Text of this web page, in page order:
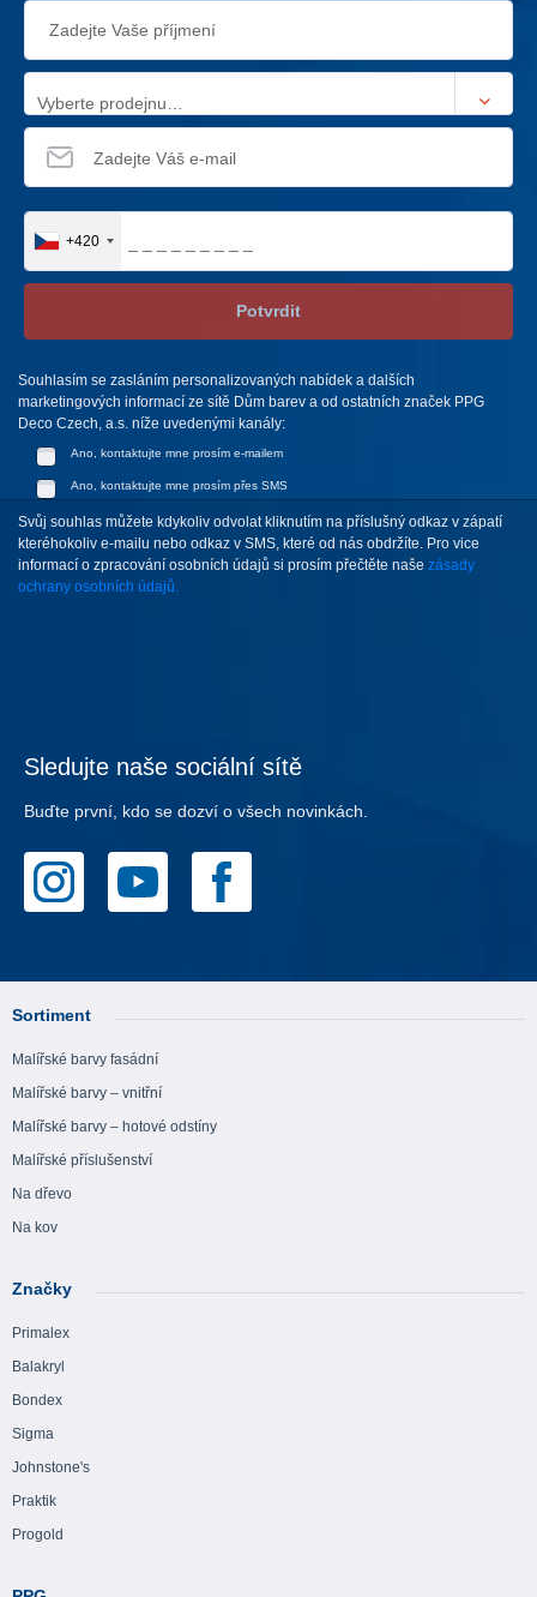
Vyberte prodejnu…
+420
Potvrdit
Souhlasím se zasláním personalizovaných nabídek a dalších
marketingových informací ze sítě Dům barev a od ostatních značek PPG
Deco Czech, a.s. níže uvedenými kanály:
Ano, kontaktujte mne prosím e-mailem
Ano, kontaktujte mne prosím přes SMS
Svůj souhlas můžete kdykoliv odvolat kliknutím na příslušný odkaz v zápatí
kteréhokoliv e-mailu nebo odkaz v SMS, které od nás obdržíte. Pro vice
informací o zpracování osobních údajů si prosím přečtěte naše zásady
ochrany osobních údajů.
Sledujte naše sociální sítě
Buďte první, kdo se dozví o všech novinkách.
Sortiment
Malířské barvy fasádní
Malířské barvy – vnitřní
Malířské barvy – hotové odstíny
Malířské příslušenství
Na dřevo
Na kov
Značky
Primalex
Balakryl
Bondex
Sigma
Johnstone's
Praktik
Progold